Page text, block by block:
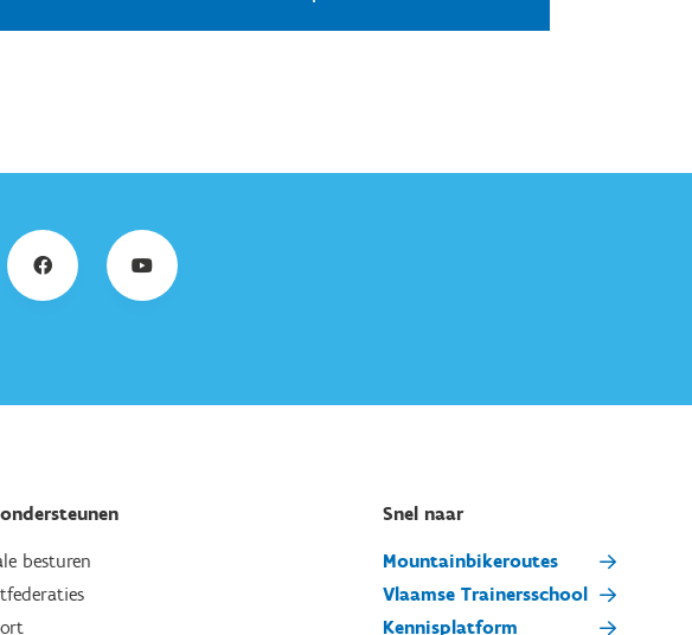
besturen
Snel naar
Mountainbikeroutes
Vlaamse Trainersschool
Kennisplatform